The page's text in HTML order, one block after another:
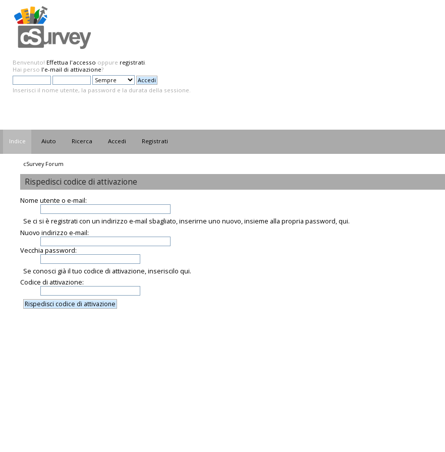
Benvenuto! Effettua l'accesso oppure registrati.
Hai perso l'e-mail di attivazione?
Inserisci il nome utente, la password e la durata della sessione.
Indice Aiuto Ricerca Accedi Registrati
cSurvey Forum
Rispedisci codice di attivazione
Nome utente o e-mail:
Se ci si è registrati con un indirizzo e-mail sbagliato, inserirne uno nuovo, insieme alla propria password, qui.
Nuovo indirizzo e-mail:
Vecchia password:
Se conosci già il tuo codice di attivazione, inseriscilo qui.
Codice di attivazione: